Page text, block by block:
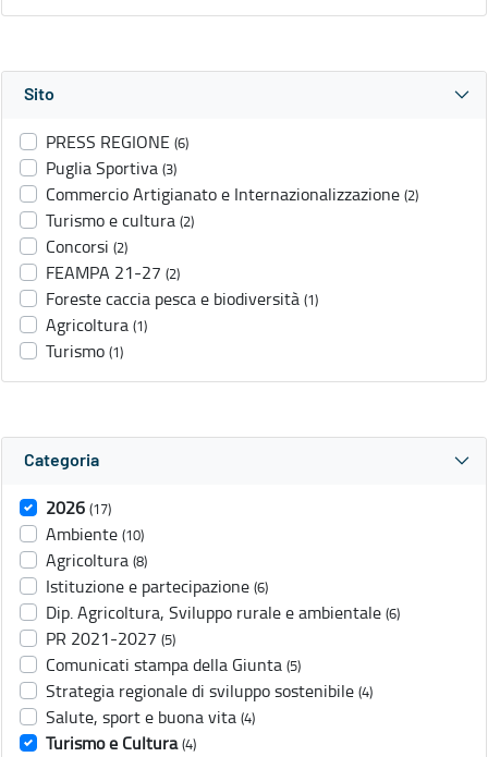
Sito
PRESS REGIONE (6)
Puglia Sportiva (3)
Commercio Artigianato e Internazionalizzazione (2)
Turismo e cultura (2)
Concorsi (2)
FEAMPA 21-27 (2)
Foreste caccia pesca e biodiversità (1)
Agricoltura (1)
Turismo (1)
Categoria
2026 (17)
Ambiente (10)
Agricoltura (8)
Istituzione e partecipazione (6)
Dip. Agricoltura, Sviluppo rurale e ambientale (6)
PR 2021-2027 (5)
Comunicati stampa della Giunta (5)
Strategia regionale di sviluppo sostenibile (4)
Salute, sport e buona vita (4)
Turismo e Cultura (4)